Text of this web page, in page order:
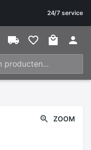
24/7 service
ZOOM